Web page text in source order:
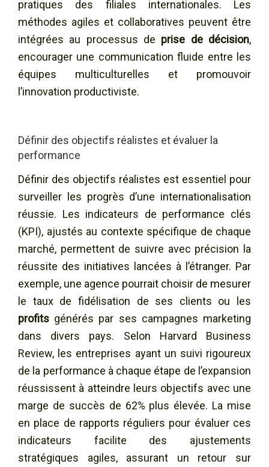
pratiques des filiales internationales. Les
méthodes agiles et collaboratives peuvent être
intégrées au processus de prise de décision,
encourager une communication fluide entre les
équipes multiculturelles et promouvoir
l’innovation productiviste.
Définir des objectifs réalistes et évaluer la
performance
Définir des objectifs réalistes est essentiel pour
surveiller les progrès d’une internationalisation
réussie. Les indicateurs de performance clés
(KPI), ajustés au contexte spécifique de chaque
marché, permettent de suivre avec précision la
réussite des initiatives lancées à l’étranger. Par
exemple, une agence pourrait choisir de mesurer
le taux de fidélisation de ses clients ou les
profits générés par ses campagnes marketing
dans divers pays. Selon Harvard Business
Review, les entreprises ayant un suivi rigoureux
de la performance à chaque étape de l’expansion
réussissent à atteindre leurs objectifs avec une
marge de succès de 62% plus élevée. La mise
en place de rapports réguliers pour évaluer ces
indicateurs facilite des ajustements
stratégiques agiles, assurant un retour sur